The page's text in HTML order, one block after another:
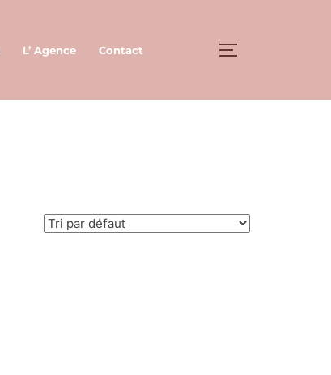
L’ Agence Contact PERMUTER